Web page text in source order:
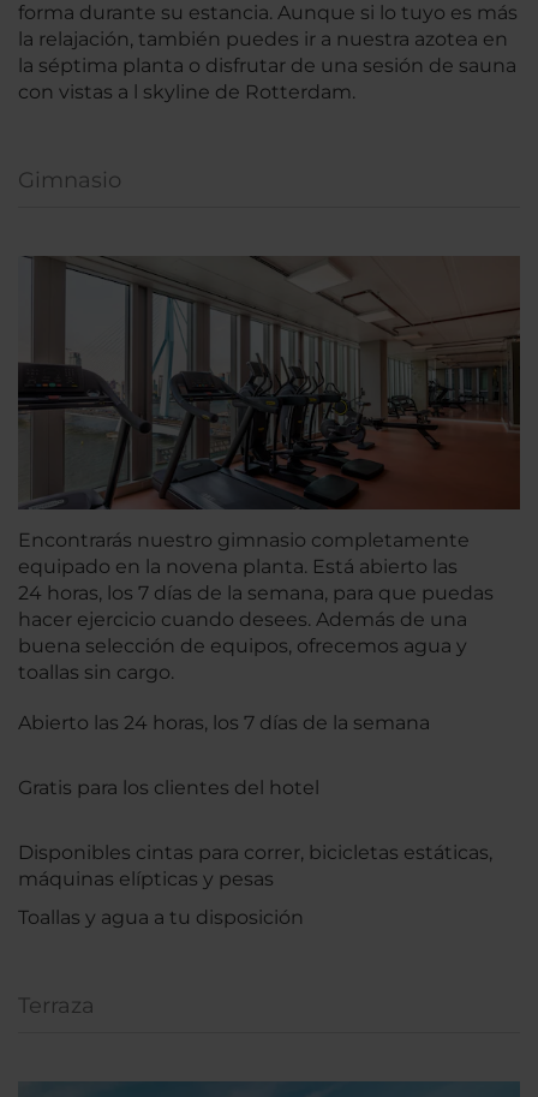
forma durante su estancia. Aunque si lo tuyo es más
la relajación, también puedes ir a nuestra azotea en
la séptima planta o disfrutar de una sesión de sauna
con vistas a l skyline de Rotterdam.
Gimnasio
Encontrarás nuestro gimnasio completamente
equipado en la novena planta. Está abierto las
24 horas, los 7 días de la semana, para que puedas
hacer ejercicio cuando desees. Además de una
buena selección de equipos, ofrecemos agua y
toallas sin cargo.
Abierto las 24 horas, los 7 días de la semana
Gratis para los clientes del hotel
Disponibles cintas para correr, bicicletas estáticas,
máquinas elípticas y pesas
Toallas y agua a tu disposición
Terraza